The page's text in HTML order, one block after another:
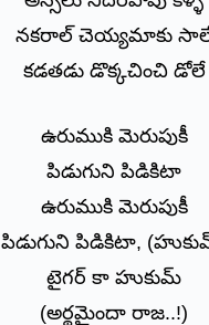
నకరాల్ చెయ్యమాకు
కడతడు డొక్కచించి డోలే
ఉరుముకి మెరుపుకీ
పిడుగుని పిడికిటా
ఉరుముకి మెరుపుకీ
పిడుగుని పిడికిటా,
టైగర్ కా హుకుమ్
(అర్థమైందా రాజ..!)